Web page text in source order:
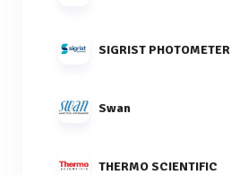
SIGRIST PHOTOMETER
Swan
THERMO SCIENTIFIC